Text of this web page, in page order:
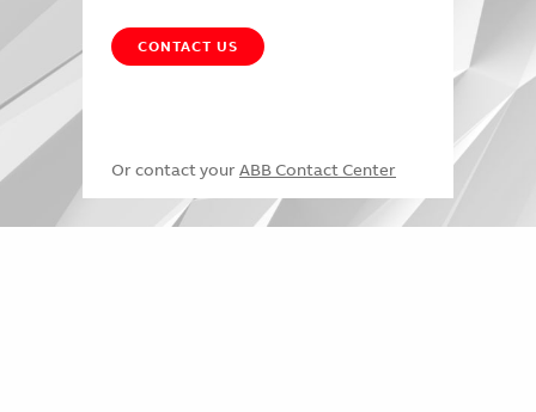
CONTACT US
Or contact your ABB Contact Center